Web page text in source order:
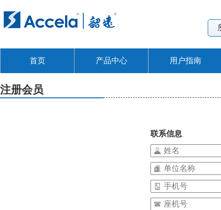
首页 产品中心 用户指南
注册会员
联系信息